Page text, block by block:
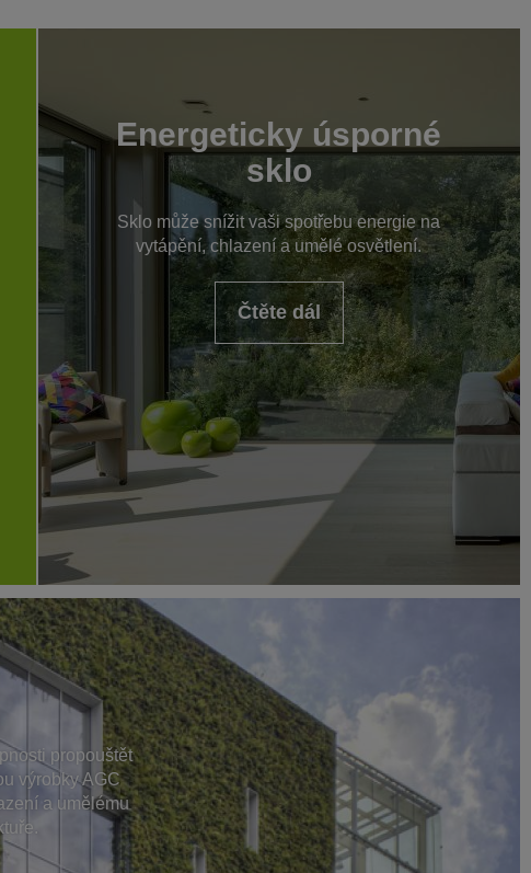
Energeticky úsporné
sklo
Sklo může snížit vaši spotřebu energie na
vytápění, chlazení a umělé osvětlení.
Čtěte dál
propouštět
výrobky AGC
a umělému